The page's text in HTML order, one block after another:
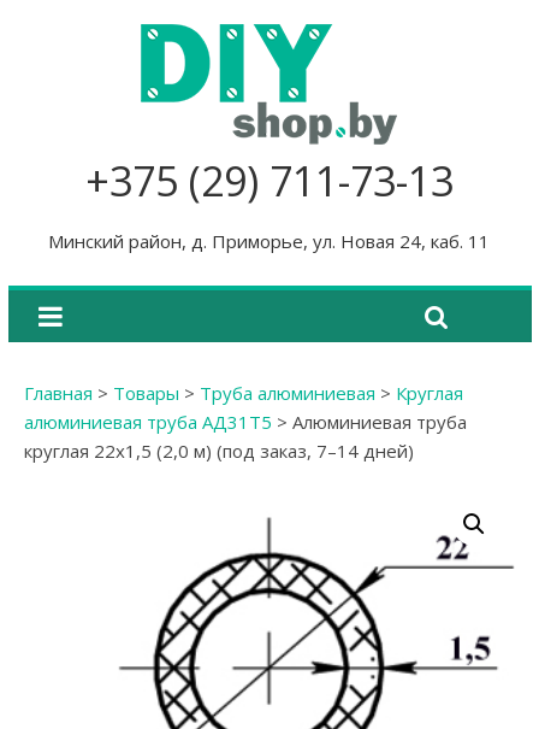
+375 (29) 711-73-13
Минский район, д. Приморье, ул. Новая 24, каб. 11
Главная > Товары > Труба алюминиевая > Круглая
алюминиевая труба АД31Т5 > Алюминиевая труба
круглая 22х1,5 (2,0 м) (под заказ, 7–14 дней)